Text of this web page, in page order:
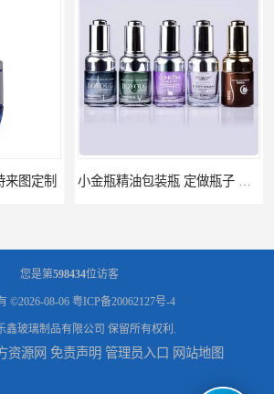
来图定制
您是第598434位访客
©2026-08-06 粤ICP备20062127号-4
鑫玻璃制品有限公司 保留所有权利.
资源网 免责声明 管理员入口 网站地图